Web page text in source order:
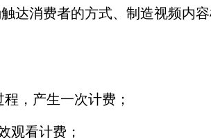
达消费者的方式、制造视频内
，产生一次计费；
观看计费；